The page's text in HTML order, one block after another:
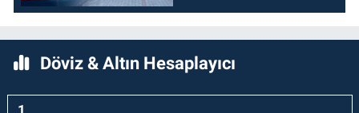
Döviz & Altın Hesaplayıcı